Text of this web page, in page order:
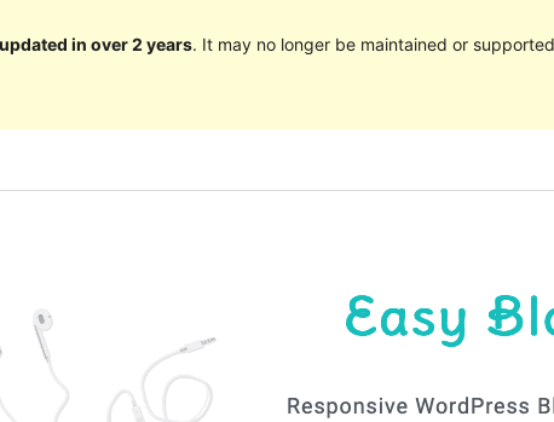
in over 2 years. It may no longer be maintained or